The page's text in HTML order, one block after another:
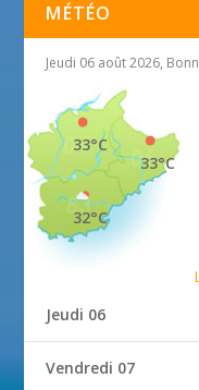
MÉTÉO
Jeudi 06 août 2026,
33°C
33°C
32°C
Jeudi 06
Vendredi 07